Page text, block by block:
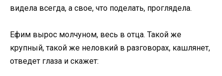
видела всегда, а свое, что поделать, проглядела.
Ефим вырос молчуном, весь в отца. Такой же
крупный, такой же неловкий в разговорах, кашлянет,
отведет глаза и скажет: